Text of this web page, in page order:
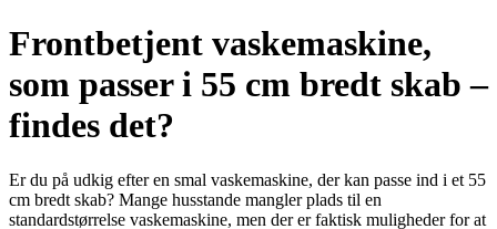
Frontbetjent vaskemaskine,
som passer i 55 cm bredt skab –
findes det?
Er du på udkig efter en smal vaskemaskine, der kan passe ind i et 55
cm bredt skab? Mange husstande mangler plads til en
standardstørrelse vaskemaskine, men der er faktisk muligheder for at